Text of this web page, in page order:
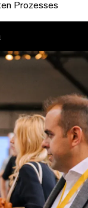
Prozesses